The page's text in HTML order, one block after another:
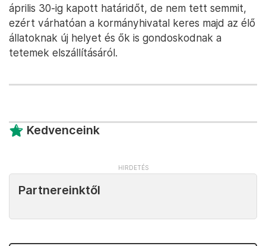
április 30-ig kapott határidőt, de nem tett semmit,
ezért várhatóan a kormányhivatal keres majd az élő
állatoknak új helyet és ők is gondoskodnak a
tetemek elszállításáról.
Kedvenceink
Partnereinktől